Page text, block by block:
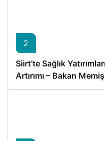
2
Siirt’te Sağlık
Artırımı – Bakan